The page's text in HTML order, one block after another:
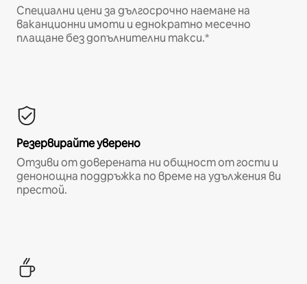
Специални цени за дългосрочно наемане на
ваканционни имоти и еднократно месечно
плащане без допълнителни такси.*
Резервирайте уверено
Отзиви от доверената ни общност от гости и
денонощна поддръжка по време на удължения ви
престой.